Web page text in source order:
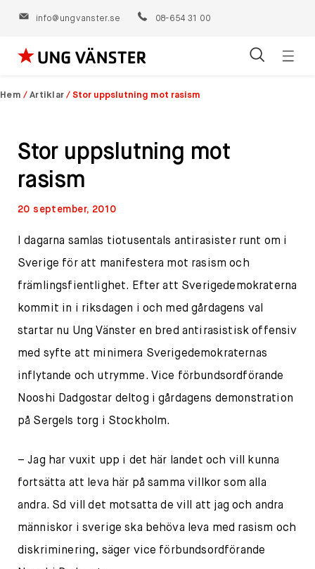
info@ungvanster.se 08-654 31 00
Hoppa
till
Hem / Artiklar /Stor uppslutning mot rasism
Stor uppslutning mot
rasism
20 september, 2010
I dagarna samlas tiotusentals antirasister runt om i
Sverige för att manifestera mot rasism och
främlingsfientlighet. Efter att Sverigedemokraterna
kommit in i riksdagen i och med gårdagens val
startar nu Ung Vänster en bred antirasistisk offensiv
med syfte att minimera Sverigedemokraternas
inflytande och utrymme. Vice förbundsordförande
Nooshi Dadgostar deltog i gårdagens demonstration
på Sergels torg i Stockholm.
– Jag har vuxit upp i det här landet och vill kunna
fortsätta att leva här på samma villkor som alla
andra. Sd vill det motsatta de vill att jag och andra
människor i sverige ska behöva leva med rasism och
diskriminering, säger vice förbundsordförande